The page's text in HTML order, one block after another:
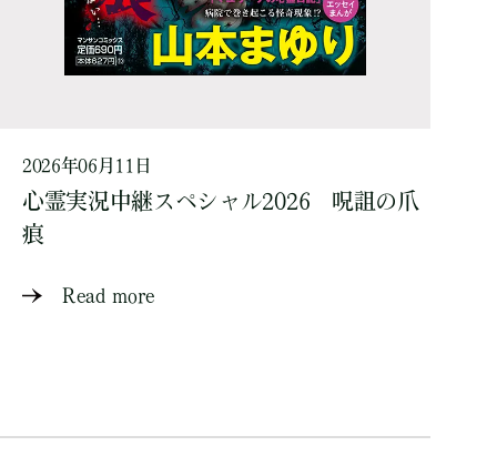
2026年06月11日
心霊実況中継スペシャル2026 呪詛の爪
痕
Read more